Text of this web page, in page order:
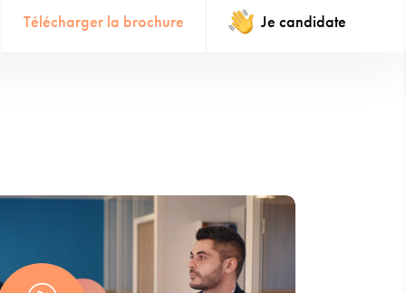
Télécharger la brochure Je candidate